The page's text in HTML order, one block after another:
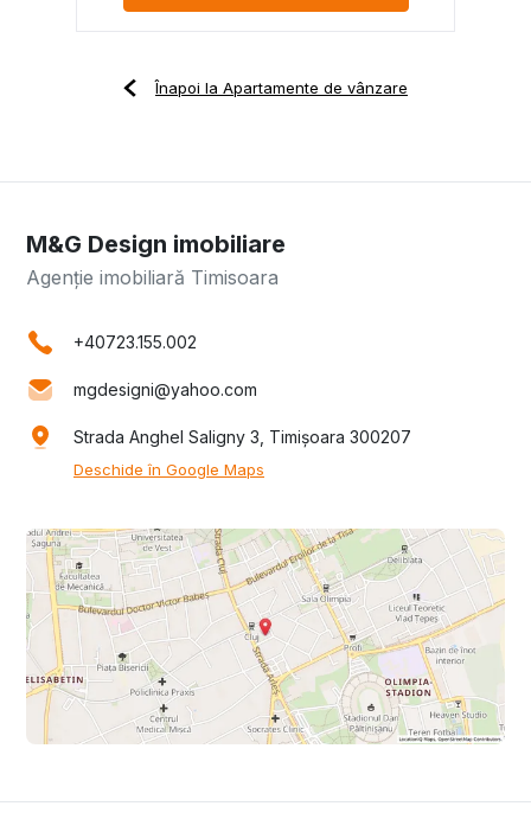
Înapoi la Apartamente de vânzare
M&G Design imobiliare
Agenție imobiliară Timisoara
+40723.155.002
mgdesigni@yahoo.com
Strada Anghel Saligny 3, Timișoara 300207
Deschide în Google Maps